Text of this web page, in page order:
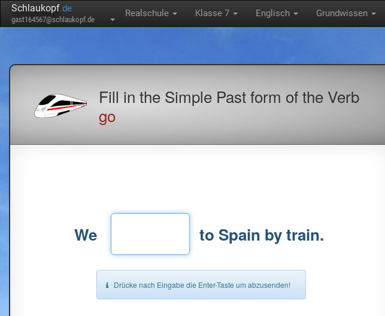
Schlaukopf.de
gast164567@schlaukopf.de
Realschule Klasse 7 Englisch Grundwissen
Fill in the Simple Past form of the Verb
go
We to Spain by train.
Drücke nach Eingabe die Enter-Taste um abzusenden!